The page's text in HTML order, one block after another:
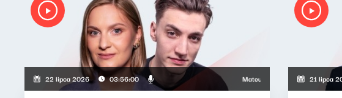
22 lipca 2026 03:56:00 Mateusz Andruszkiewicz, Zuzanna
21 lipca